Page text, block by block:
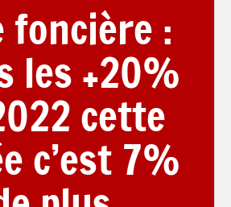
foncière :
les +20%
cette
c’est 7%